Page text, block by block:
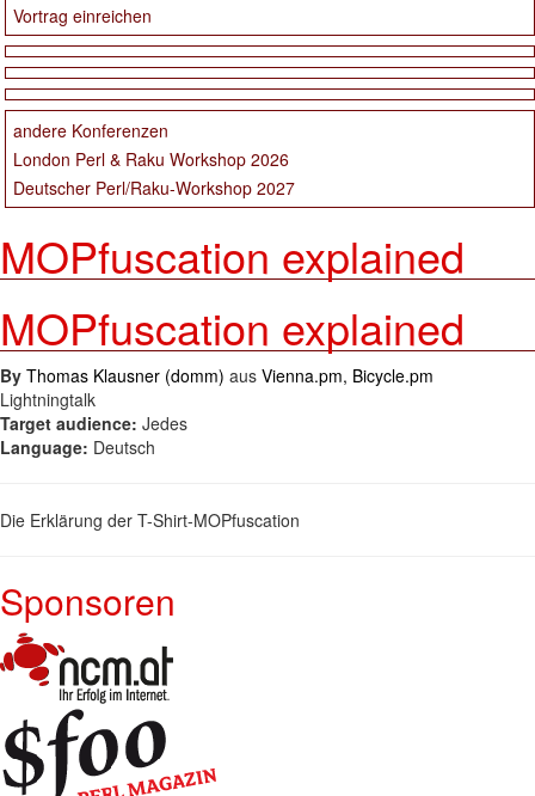
Vortrag einreichen
andere Konferenzen
London Perl & Raku Workshop 2026
Deutscher Perl/Raku-Workshop 2027
MOPfuscation explained
MOPfuscation explained
By Thomas Klausner (‎domm‎) aus Vienna.pm, Bicycle.pm
Lightningtalk
Target audience: Jedes
Language: Deutsch
Die Erklärung der T-Shirt-MOPfuscation
Sponsoren